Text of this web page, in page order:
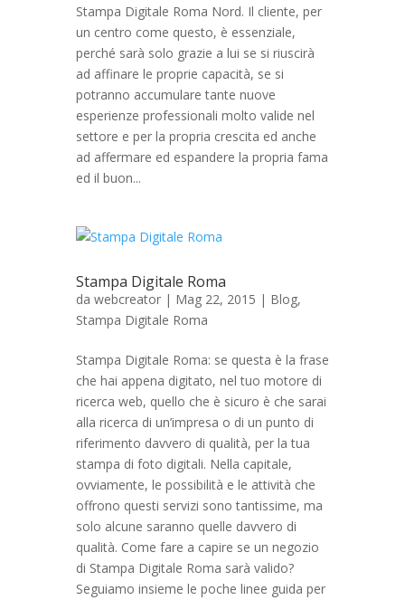
Stampa Digitale Roma Nord. Il cliente, per
un centro come questo, è essenziale,
perché sarà solo grazie a lui se si riuscirà
ad affinare le proprie capacità, se si
potranno accumulare tante nuove
esperienze professionali molto valide nel
settore e per la propria crescita ed anche
ad affermare ed espandere la propria fama
ed il buon...
Stampa Digitale Roma
da webcreator | Mag 22, 2015 | Blog,
Stampa Digitale Roma
Stampa Digitale Roma: se questa è la frase
che hai appena digitato, nel tuo motore di
ricerca web, quello che è sicuro è che sarai
alla ricerca di un’impresa o di un punto di
riferimento davvero di qualità, per la tua
stampa di foto digitali. Nella capitale,
ovviamente, le possibilità e le attività che
offrono questi servizi sono tantissime, ma
solo alcune saranno quelle davvero di
qualità. Come fare a capire se un negozio
di Stampa Digitale Roma sarà valido?
Seguiamo insieme le poche linee guida per